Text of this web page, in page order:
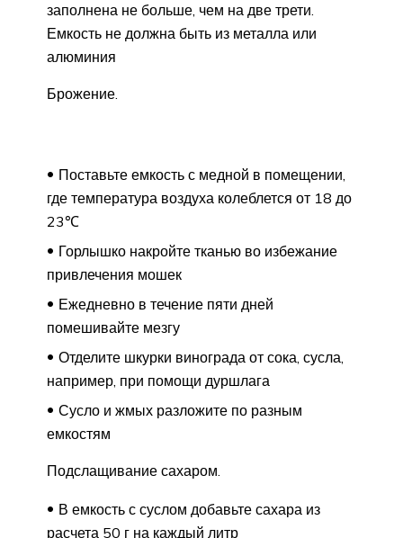
заполнена не больше, чем на две трети.
Емкость не должна быть из металла или
алюминия
Брожение.
Поставьте емкость с медной в помещении,
где температура воздуха колеблется от 18 до
23℃
Горлышко накройте тканью во избежание
привлечения мошек
Ежедневно в течение пяти дней
помешивайте мезгу
Отделите шкурки винограда от сока, сусла,
например, при помощи дуршлага
Сусло и жмых разложите по разным
емкостям
Подслащивание сахаром.
В емкость с суслом добавьте сахара из
расчета 50 г на каждый литр